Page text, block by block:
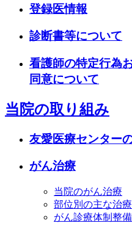
登録医情報
診断書等について
看護師の特定行為
同意について
当院の取り組み
友愛医療センター
がん治療
当院のがん治療
部位別の主な治
がん診療体制整